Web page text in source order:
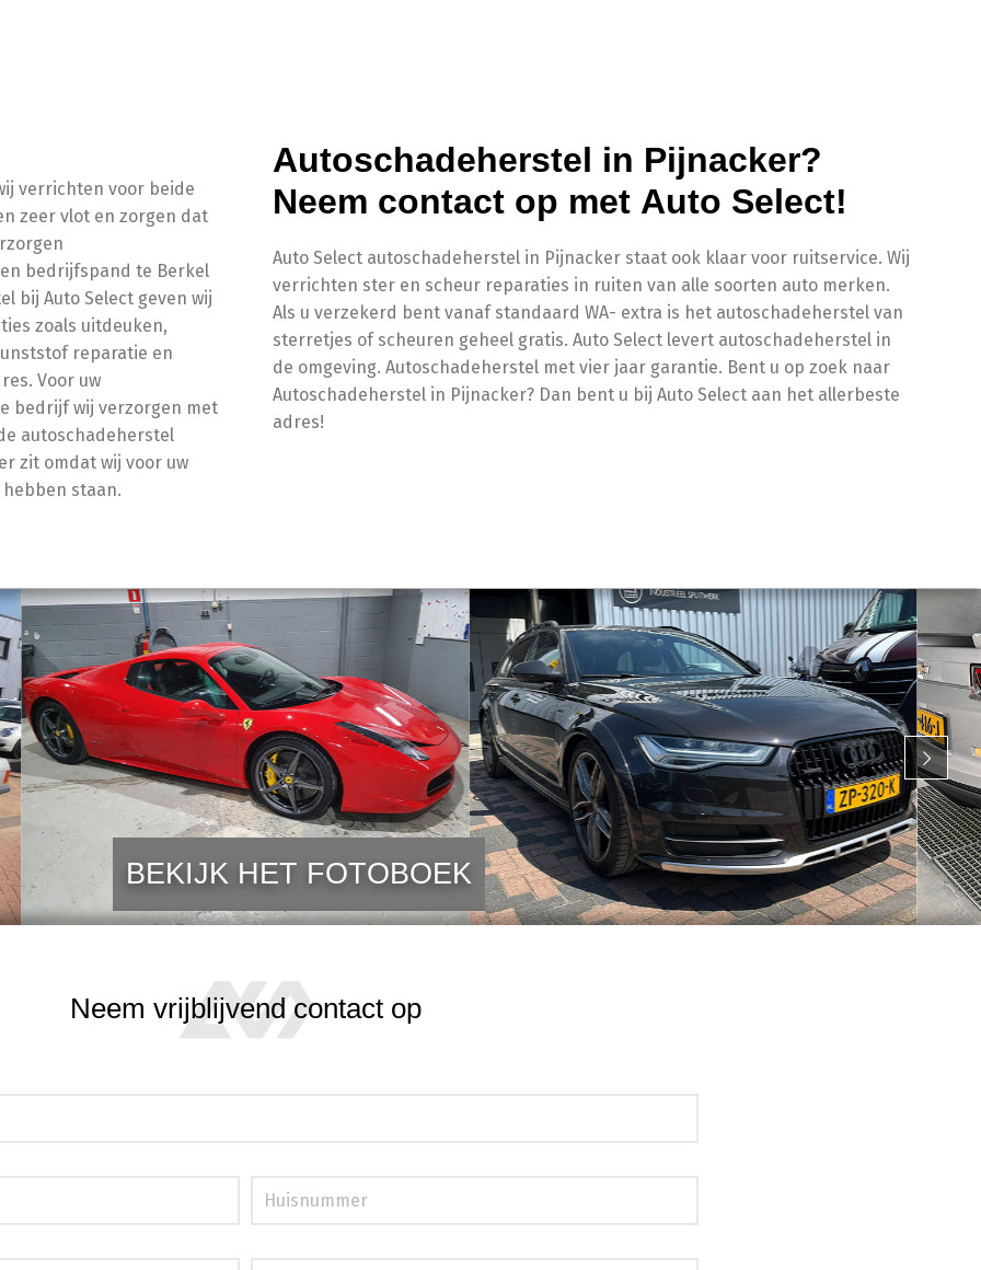
verrichten voor beide
zeer vlot en zorgen dat
bedrijfspand te Berkel
bij Auto Select geven wij
zoals uitdeuken,
reparatie en
Voor uw
bedrijf wij verzorgen met
autoschadeherstel
zit omdat wij voor uw
staan.
Autoschadeherstel in Pijnacker?
Neem contact op met Auto Select!
Auto Select autoschadeherstel in Pijnacker staat ook klaar voor ruitservice. Wij
verrichten ster en scheur reparaties in ruiten van alle soorten auto merken.
Als u verzekerd bent vanaf standaard WA- extra is het autoschadeherstel van
sterretjes of scheuren geheel gratis. Auto Select levert autoschadeherstel in
de omgeving. Autoschadeherstel met vier jaar garantie. Bent u op zoek naar
Autoschadeherstel in Pijnacker? Dan bent u bij Auto Select aan het allerbeste
adres!
BEKIJK HET FOTOBOEK
Neem vrijblijvend contact op